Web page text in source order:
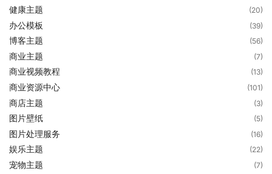
健康主题 (20)
办公模板 (39)
博客主题 (56)
商业主题 (7)
商业视频教程 (13)
商业资源中心 (101)
商店主题 (3)
图片壁纸 (5)
图片处理服务 (16)
娱乐主题 (22)
宠物主题 (7)